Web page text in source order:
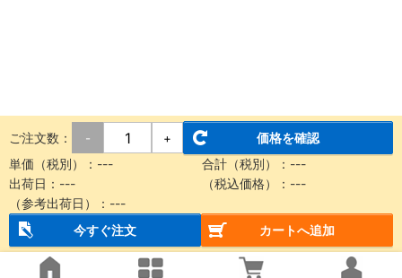
ご注文数： - +
価格を確認
単価（税別）： --- 合計（税別）： ---
出荷日： --- （税込価格）： ---
（参考出荷日）： ---
今すぐ注文
カートへ追加